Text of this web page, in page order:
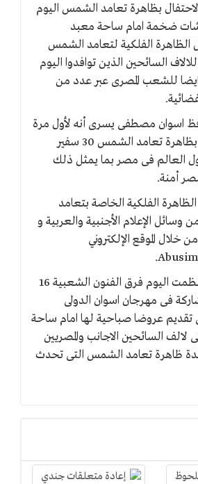
بظاهرة تعامد الشمس اليوم
ضخمة امام ساحة معبد
الظاهرة الفلكية لتعامد الشمس
السائحين الذين توافدوا اليوم
للشعب المصرى عبر عدد من
اسوان مصطفى يسرى أنه لأول مرة
يشارك في الاحتفال بظاهرة تعامد الشمس 30 سفير
العالم فى مصر بما يمثل ذلك
أمنة.
الفلكية الخاصة بتعامد
الإعلام الأجنبية والعربية و
خلال الموقع الإلكتروني
وفى سياق متصل نظمت اليوم فرق الفنون الشعبية 16
فى مهرجان اسوان الدولى
تقديم عروضا صباحية لها امام ساحة
السائحين الاجانب والمصريين
ظاهرة تعامد الشمس التى تحدث